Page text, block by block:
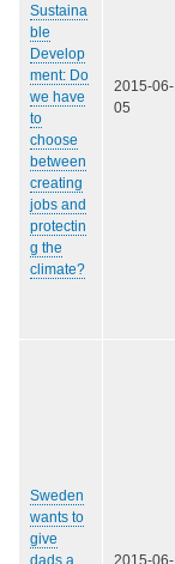
Sustaina
ble
Develop
ment: Do
we have
to
choose
between
creating
jobs and
protectin
g the
climate?
2015-06-
05
Sweden
wants to
give
dads a
2015-06-